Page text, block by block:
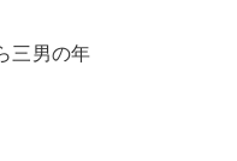
三男の年